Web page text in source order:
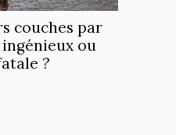
couches par
ou
?